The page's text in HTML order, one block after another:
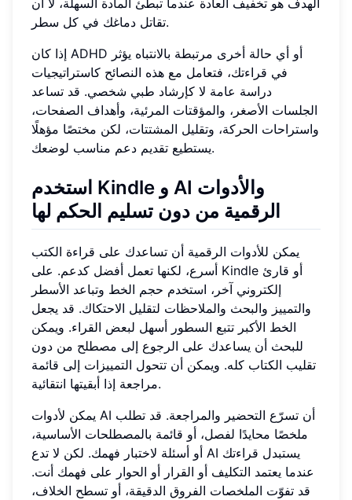
تقاتل دماغك في كل سطر.
إذا كان ADHD أو أي حالة أخرى مرتبطة بالانتباه يؤثر
في قراءتك، فتعامل مع هذه النصائح كاستراتيجيات
دراسة عامة لا كإرشاد طبي شخصي. قد تساعد
الجلسات الأصغر، والمؤقتات المرئية، وأهداف الصفحات،
واستراحات الحركة، وتقليل المشتتات، لكن مختصًا مؤهلًا
يستطيع تقديم دعم مناسب لوضعك.
استخدم Kindle و AI والأدوات
الرقمية من دون تسليم الحكم لها
يمكن للأدوات الرقمية أن تساعدك على قراءة الكتب
أسرع، لكنها تعمل أفضل كدعم. على Kindle أو قارئ
إلكتروني آخر، استخدم حجم الخط وتباعد الأسطر
والتمييز والبحث والملاحظات لتقليل الاحتكاك. قد يجعل
الخط الأكبر تتبع السطور أسهل لبعض القراء. ويمكن
للبحث أن يساعدك على الرجوع إلى مصطلح من دون
تقليب الكتاب كله. ويمكن أن تتحول التمييزات إلى قائمة
مراجعة إذا أبقيتها انتقائية.
يمكن لأدوات AI أن تسرّع التحضير والمراجعة. قد تطلب
ملخصًا محايدًا لفصل، أو قائمة بالمصطلحات الأساسية،
أو أسئلة لاختبار فهمك. لكن لا تدع AI يستبدل قراءتك
عندما يعتمد التكليف أو القرار أو الحوار على فهمك أنت.
قد تفوّت الملخصات الفروق الدقيقة، أو تسطح الخلاف،